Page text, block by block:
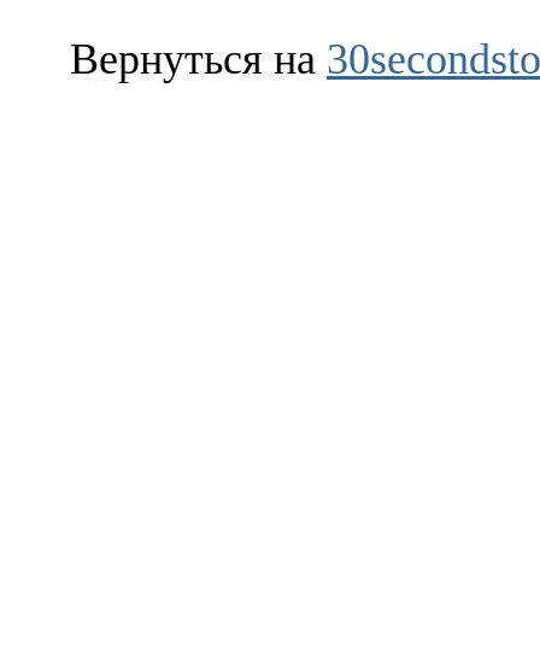
Вернуться на